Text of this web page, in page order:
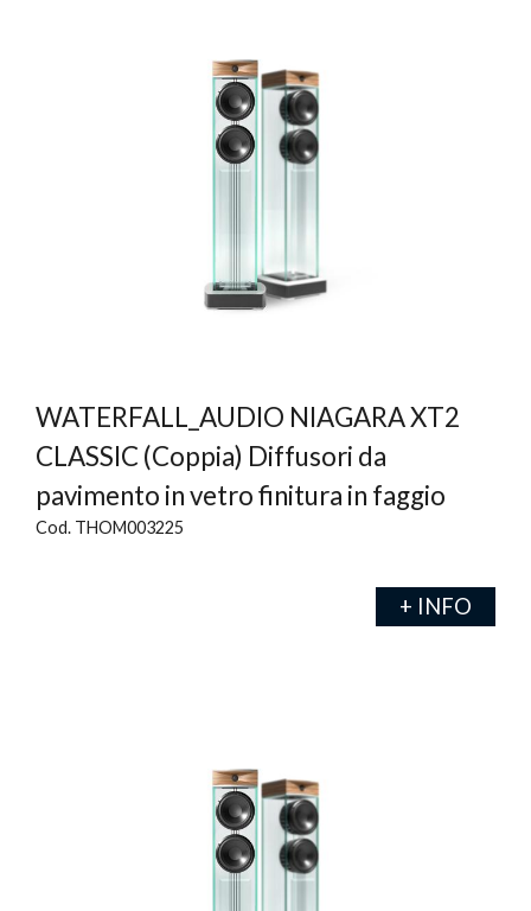
WATERFALL_AUDIO NIAGARA XT2
CLASSIC (Coppia) Diffusori da
pavimento in vetro finitura in faggio
Cod. THOM003225
+ INFO